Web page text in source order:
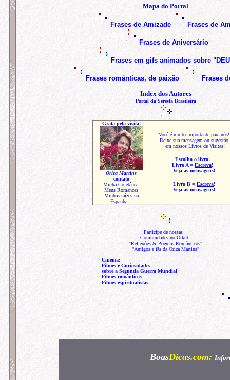
Mapa do Portal
Frases de Amizade Frases de
Frases de Aniversário
Frases em gifs animados sobre
Frases românticas, de paixão
Frases
Index dos Autores
Portal da Seresta Brasileira
Grata pela visita!
Oriza Martins
contato
Minha Coletânea
Meus Romances
Minhas raízes na
Espanha...
Você é muito importante para nós!
Deixe sua mensagem ou sugestão
em nossos Livros de Visitas!
Escolha o livro:
Livro A= Escreva!
Veja as mensagens!
Livro B = Escreva!
Veja as mensagens!
Participe de nossas
Comunidades no Orkut:
"Reflexões & Poemas Românticos"
"Amigos e fãs da Oriza Martins"
Cinema:
Filmes e Curiosidades
sobre a Segunda Guerra Mundial
Filmes românticos
Filmes espiritualistas
BoasDicas.com: